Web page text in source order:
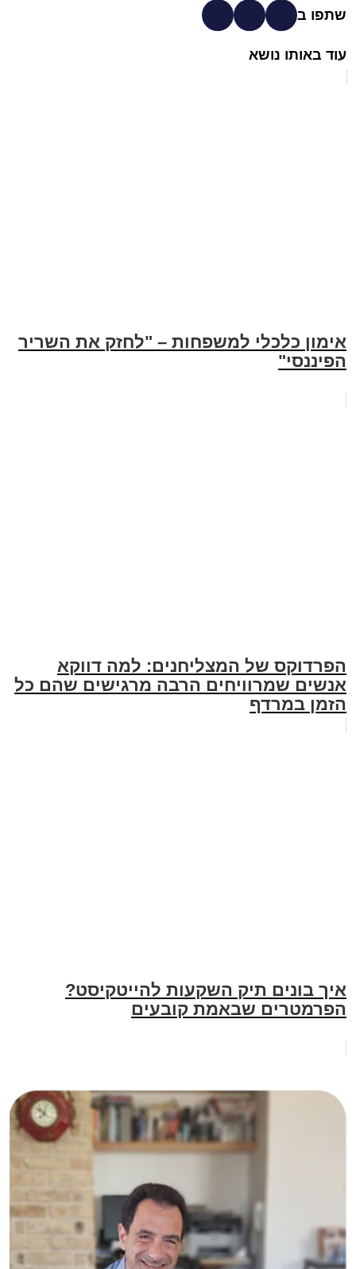
שתפו ב
עוד באותו נושא
אימון כלכלי למשפחות – "לחזק את השריר
הפיננסי"
הפרדוקס של המצליחנים: למה דווקא
אנשים שמרוויחים הרבה מרגישים שהם כל
הזמן במרדף
איך בונים תיק השקעות להייטקיסט?
הפרמטרים שבאמת קובעים